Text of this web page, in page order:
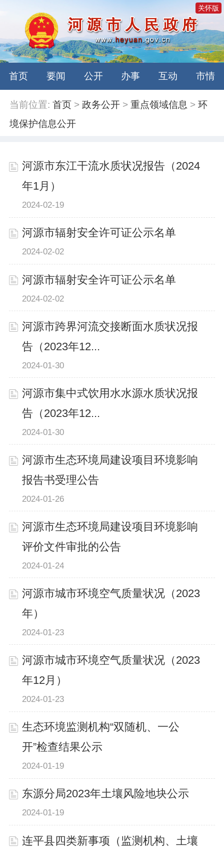
关怀版
首页 要闻 公开 办事 互动 市情
当前位置: 首页 >政务公开 >重点领域信息 >环
境保护信息公开
河源市东江干流水质状况报告（2024
年1月）
2024-02-19
河源市辐射安全许可证公示名单
2024-02-02
河源市辐射安全许可证公示名单
2024-02-02
河源市跨界河流交接断面水质状况报
告（2023年12...
2024-01-30
河源市集中式饮用水水源水质状况报
告（2023年12...
2024-01-30
河源市生态环境局建设项目环境影响
报告书受理公告
2024-01-26
河源市生态环境局建设项目环境影响
评价文件审批的公告
2024-01-24
河源市城市环境空气质量状况（2023
年）
2024-01-23
河源市城市环境空气质量状况（2023
年12月）
2024-01-23
生态环境监测机构“双随机、一公
开”检查结果公示
2024-01-19
东源分局2023年土壤风险地块公示
2024-01-19
连平县四类新事项（监测机构、土壤